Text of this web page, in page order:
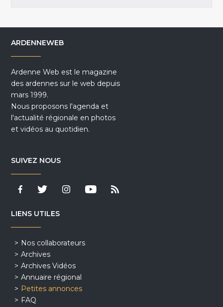
ARDENNEWEB
Ardenne Web est le magazine
des ardennes sur le web depuis
mars 1999.
Nous proposons l'agenda et
l'actualité régionale en photos
et vidéos au quotidien.
SUIVEZ NOUS
LIENS UTILES
Nos collaborateurs
Archives
Archives Vidéos
Annuaire régional
Petites annonces
FAQ